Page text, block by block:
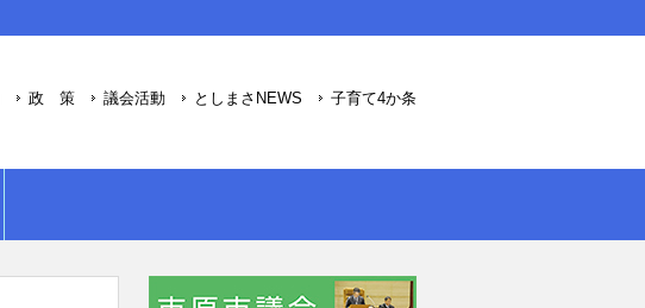
政 策 議会活動 としまさNEWS 子育て4か条